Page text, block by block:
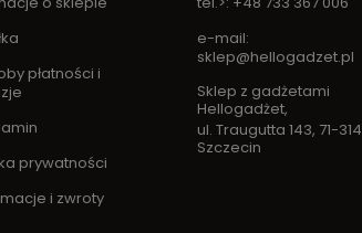
płatności i
prywatności
i zwroty
e-mail:
sklep@hellogadzet.pl
Sklep z gadżetami
Hellogadżet,
ul. Traugutta 143, 71-314
Szczecin